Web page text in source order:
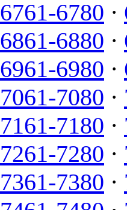
6761-6780 ·
6861-6880 ·
6961-6980 ·
7061-7080 ·
7161-7180 ·
7261-7280 ·
7361-7380 ·